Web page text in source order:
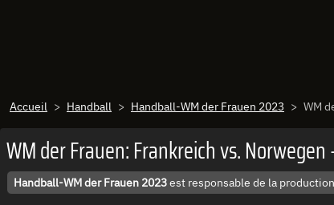
Accueil Handball Handball-WM der Frauen 2023 WM
WM der Frauen: Frankreich vs.
Handball-WM der Frauen 2023est responsable de la